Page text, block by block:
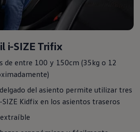
i-SIZE Trifix
de entre 100 y 150cm (35kg o 12
del asiento permite utilizar tres
Kidfix en los asientos traseros